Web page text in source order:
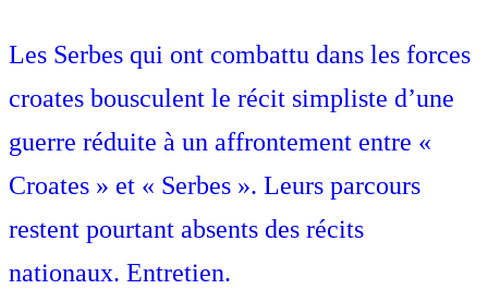
Les Serbes qui ont combattu dans les forces
croates bousculent le récit simpliste d’une
guerre réduite à un affrontement entre «
Croates » et « Serbes ». Leurs parcours
restent pourtant absents des récits
nationaux. Entretien.